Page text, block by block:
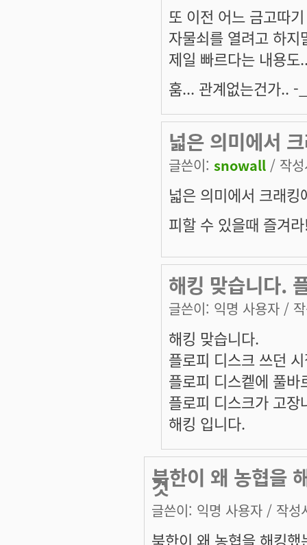
또 이전 어느 금고따
자물쇠를 열려고 하
제일 빠르다는 내용도
훔... 관계없는건가.. -
넓은 의미에서
글쓴이: snowall / 작
넓은 의미에서 크래
피할 수 있을때 즐겨
해킹 맞습니다.
글쓴이: 익명 사용자 /
해킹 맞습니다.
플로피 디스크 쓰던
플로피 디스켙에 풀
플로피 디스크가 고장
해킹 입니다.
북한이 왜 농협을
것
글쓴이: 익명 사용자 / 작성
북한이 왜 농협을 해킹